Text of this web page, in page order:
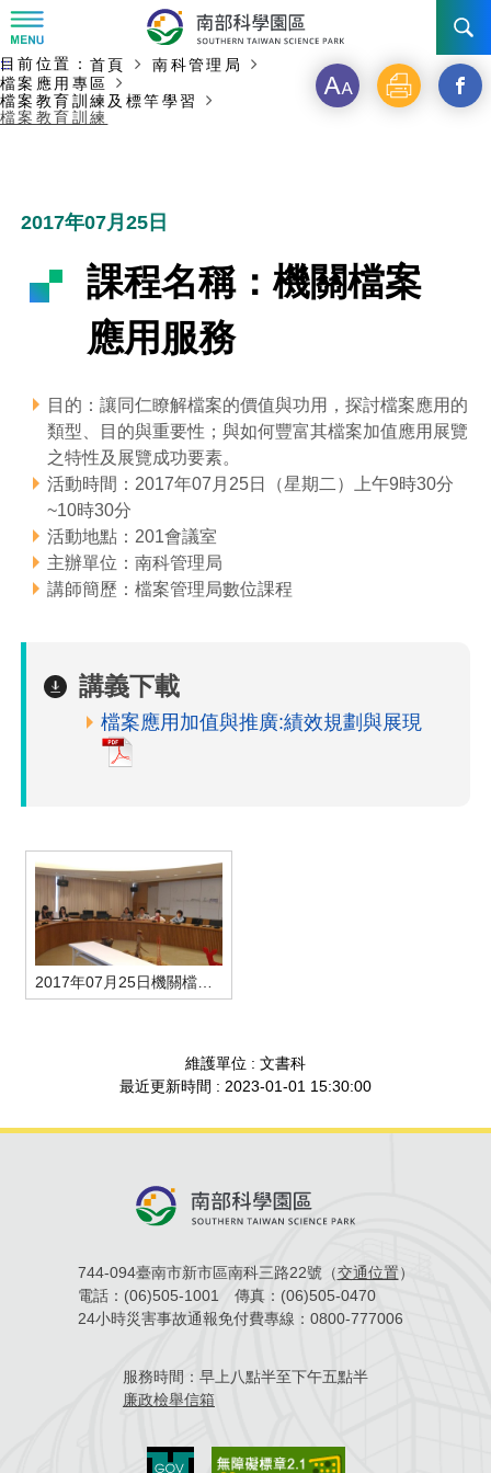
訊息公告
徵才公告
招標資訊
園區電子看板專區
大事紀
局長小檔案
局長電子信箱
機關組織
組織法
組織架構
組織職掌
管理局位置
施政主軸
年度工作展望
國家科學及技術委員會重大政策
廉政園地
工作職掌與聯絡管道
廉政反貪、防貪專區
廉政資訊
機關採購廉政平臺
獲獎記錄
檔案應用專區
檔案應用服務須知
檔案教育訓練及標竿學習
檔案管理局相關連結
WebMail(新)
簡介
競爭優勢
土地規劃
水電供應
園區土地廠房宿舍出租資訊
園區資源再生中心
高雄園區
簡介
競爭優勢
土地規劃
水電供應
園區土地廠房宿舍出租資訊
簡介
競爭優勢
土地規劃
水電供應
污水處理廠
新設園區
交通資訊
機構及廠商名錄
廠商名錄
研究機構
育成中心
文化藝術
考古遺址
南科新港堂
生活服務
園區宿舍簡介
南科實中
人文景觀地圖
創新創業
南科AI_ROBOT自造基地
永續園區
永續LOHAS綠色園區
生態資產
「沙崙生態科學園區生態保育協作平台」公開資訊
網站
入區申辦流程
申辦案件處理時限
投資業務
工商業務
工安管理
環保管理
建築管理
營建管理
電子公文交換
相關費用
園區事業管理費
土地及廠房租賃
宿舍租金費用
廢棄物清除處理費
科學園區廠商服務網
園區課程及獎補助計畫
園區培訓課程
新興科技應用計畫
敦親睦鄰經費補助
園區參訪申請
園區廠商採購資訊
主要內容開始
:::
目前位置： 首頁
南科管理局
檔案應用專區
檔案教育訓練及標竿學習
檔案教育訓練
字 列 另
享
到
2017年07月25日
課程名稱：機關檔案
應用服務
目的：讓同仁瞭解檔案的價值與功用，探討檔案應用的
類型、目的與重要性；與如何豐富其檔案加值應用展覽
之特性及展覽成功要素。
活動時間：2017年07月25日（星期二）上午9時30分
~10時30分
活動地點：201會議室
主辦單位：南科管理局
講師簡歷：檔案管理局數位課程
講義下載
檔案應用加值與推廣:績效規劃與展現
維護單位 : 文書科
最近更新時間 : 2023-01-01 15:30:00
744-094臺南市新市區南科三路22號（交通位置）
電話： (06)505-1001 傳真： (06)505-0470
24小時災害事故通報免付費專線： 0800-777006
服務時間： 早上八點半至下午五點半
廉政檢舉信箱